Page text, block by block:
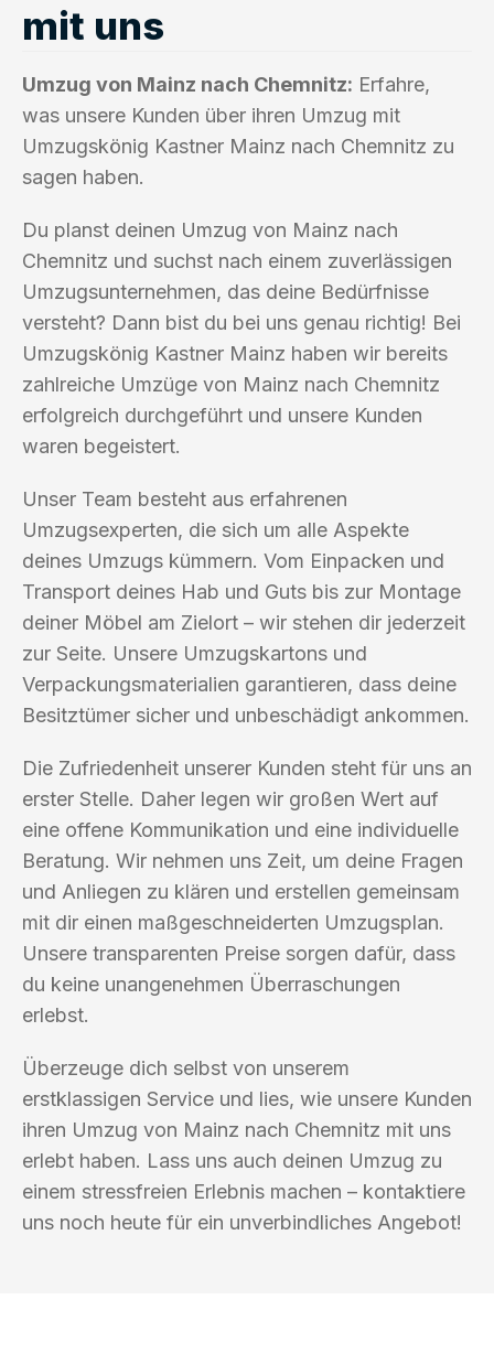
mit uns
Umzug von Mainz nach Chemnitz: Erfahre,
was unsere Kunden über ihren Umzug mit
Umzugskönig Kastner Mainz nach Chemnitz zu
sagen haben.
Du planst deinen Umzug von Mainz nach
Chemnitz und suchst nach einem zuverlässigen
Umzugsunternehmen, das deine Bedürfnisse
versteht? Dann bist du bei uns genau richtig! Bei
Umzugskönig Kastner Mainz haben wir bereits
zahlreiche Umzüge von Mainz nach Chemnitz
erfolgreich durchgeführt und unsere Kunden
waren begeistert.
Unser Team besteht aus erfahrenen
Umzugsexperten, die sich um alle Aspekte
deines Umzugs kümmern. Vom Einpacken und
Transport deines Hab und Guts bis zur Montage
deiner Möbel am Zielort – wir stehen dir jederzeit
zur Seite. Unsere Umzugskartons und
Verpackungsmaterialien garantieren, dass deine
Besitztümer sicher und unbeschädigt ankommen.
Die Zufriedenheit unserer Kunden steht für uns an
erster Stelle. Daher legen wir großen Wert auf
eine offene Kommunikation und eine individuelle
Beratung. Wir nehmen uns Zeit, um deine Fragen
und Anliegen zu klären und erstellen gemeinsam
mit dir einen maßgeschneiderten Umzugsplan.
Unsere transparenten Preise sorgen dafür, dass
du keine unangenehmen Überraschungen
erlebst.
Überzeuge dich selbst von unserem
erstklassigen Service und lies, wie unsere Kunden
ihren Umzug von Mainz nach Chemnitz mit uns
erlebt haben. Lass uns auch deinen Umzug zu
einem stressfreien Erlebnis machen – kontaktiere
uns noch heute für ein unverbindliches Angebot!